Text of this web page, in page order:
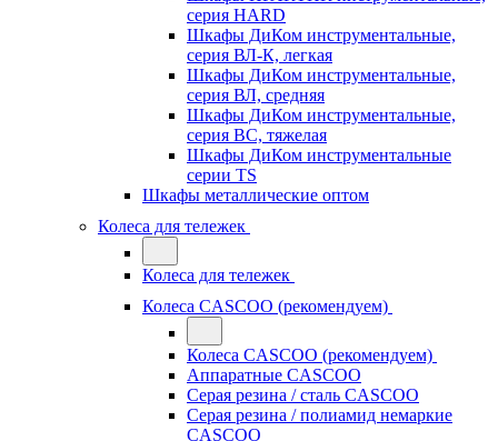
серия HARD
Шкафы ДиКом инструментальные,
cерия ВЛ-К, легкая
Шкафы ДиКом инструментальные,
серия ВЛ, средняя
Шкафы ДиКом инструментальные,
серия ВС, тяжелая
Шкафы ДиКом инструментальные
серии TS
Шкафы металлические оптом
Колеса для тележек
Колеса для тележек
Колеса CASCOO (рекомендуем)
Колеса CASCOO (рекомендуем)
Аппаратные CASCOO
Серая резина / сталь CASCOO
Серая резина / полиамид немаркие
CASCOO